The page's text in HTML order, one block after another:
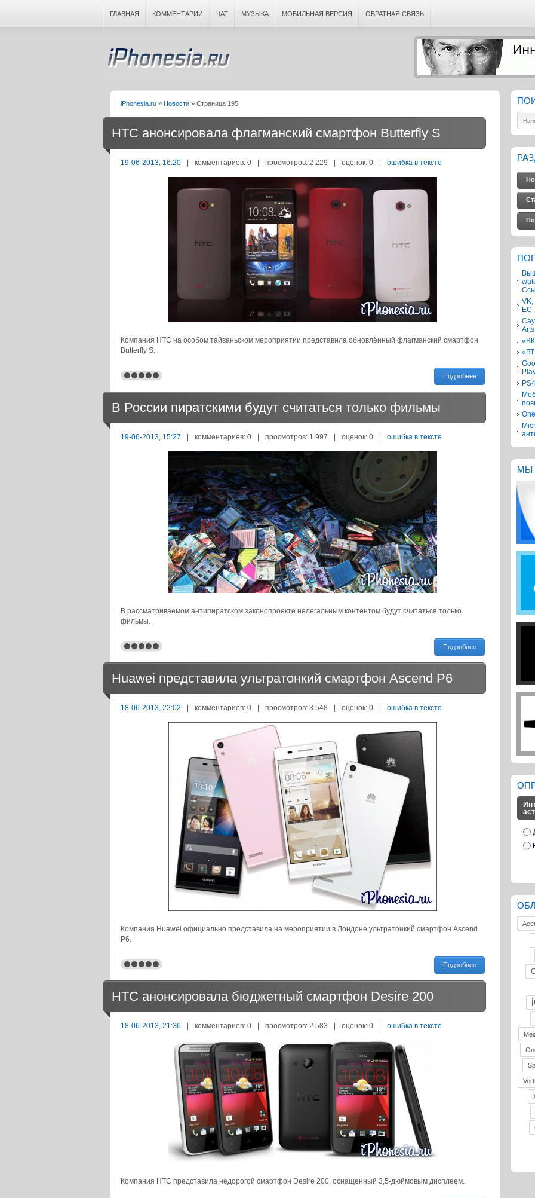
ГЛАВНАЯ КОММЕНТАРИИ ЧАТ МУЗЫКА МОБИЛЬНАЯ ВЕРСИЯ ОБРАТНАЯ СВЯЗЬ
iPhonesia.ru » Новости » Страница 195
HTC анонсировала флагманский смартфон Butterfly S
19-06-2013, 16:20 | комментариев: 0 | просмотров: 2 229 | оценок: 0 | ошибка в тексте
Компания HTC на особом тайваньском мероприятии представила обновлённый флагманский смартфон
Butterfly S.
Подробнее
В России пиратскими будут считаться только фильмы
19-06-2013, 15:27 | комментариев: 0 | просмотров: 1 997 | оценок: 0 | ошибка в тексте
В рассматриваемом антипиратском законопроекте нелегальным контентом будут считаться только
фильмы.
Подробнее
Huawei представила ультратонкий смартфон Ascend P6
18-06-2013, 22:02 | комментариев: 0 | просмотров: 3 548 | оценок: 0 | ошибка в тексте
Компания Huawei официально представила на мероприятии в Лондоне ультратонкий смартфон Ascend
P6.
Подробнее
HTC анонсировала бюджетный смартфон Desire 200
18-06-2013, 21:36 | комментариев: 0 | просмотров: 2 583 | оценок: 0 | ошибка в тексте
Компания HTC представила недорогой смартфон Desire 200, оснащенный 3,5-дюймовым дисплеем.
VK,
ЕС
Arts
МЫ